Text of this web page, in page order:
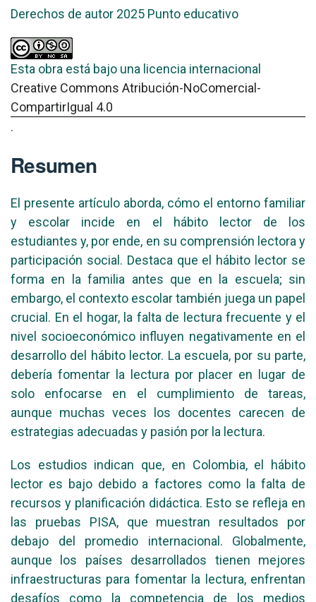
Derechos de autor 2025 Punto educativo
Esta obra está bajo una licencia internacional
Creative Commons Atribución-NoComercial-
CompartirIgual 4.0
.
Resumen
El presente artículo aborda, cómo el entorno familiar
y escolar incide en el hábito lector de los
estudiantes y, por ende, en su comprensión lectora y
participación social. Destaca que el hábito lector se
forma en la familia antes que en la escuela; sin
embargo, el contexto escolar también juega un papel
crucial. En el hogar, la falta de lectura frecuente y el
nivel socioeconómico influyen negativamente en el
desarrollo del hábito lector. La escuela, por su parte,
debería fomentar la lectura por placer en lugar de
solo enfocarse en el cumplimiento de tareas,
aunque muchas veces los docentes carecen de
estrategias adecuadas y pasión por la lectura.
Los estudios indican que, en Colombia, el hábito
lector es bajo debido a factores como la falta de
recursos y planificación didáctica. Esto se refleja en
las pruebas PISA, que muestran resultados por
debajo del promedio internacional. Globalmente,
aunque los países desarrollados tienen mejores
infraestructuras para fomentar la lectura, enfrentan
desafíos como la competencia de los medios